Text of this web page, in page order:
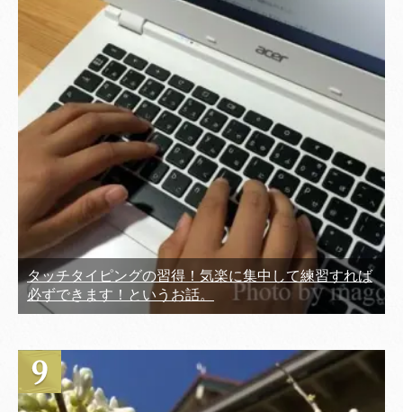
タッチタイピングの習得！気楽に集中して練習すれば
必ずできます！というお話。